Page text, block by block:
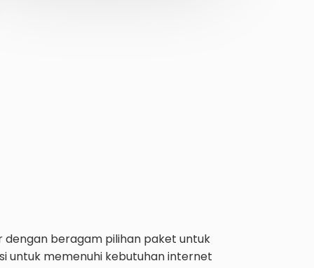
beragam pilihan paket untuk
untuk memenuhi kebutuhan internet